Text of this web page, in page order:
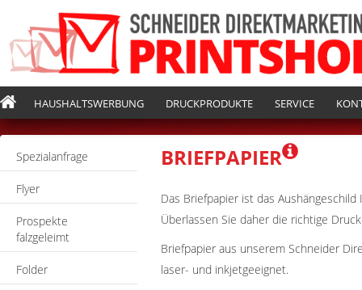
HAUSHALTSWERBUNG DRUCKPRODUKTE SERVICE
Spezialanfrage
Flyer
Prospekte
falzgeleimt
Folder
BRIEFPAPIER
Das Briefpapier ist das
Überlassen Sie daher die richtige
Briefpapier aus unserem Schneider
laser- und inkjetgeeignet.